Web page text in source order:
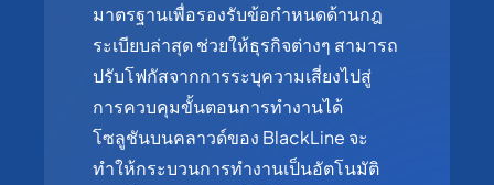
มาตรฐานเพื่อรองรับข้อกำหนดด้านกฎ
ระเบียบล่าสุด ช่วยให้ธุรกิจต่างๆ สามารถ
ปรับโฟกัสจากการระบุความเสี่ยงไปสู่
การควบคุมขั้นตอนการทำงานได้
โซลูชันบนคลาวด์ของ BlackLine จะ
ทำให้กระบวนการทำงานเป็นอัตโนมัติ